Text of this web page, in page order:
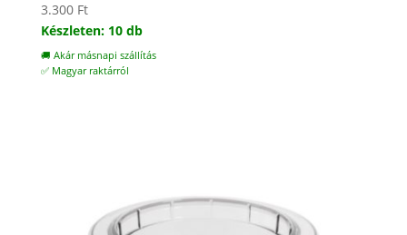
3.300 Ft
Készleten: 10 db
🚚 Akár másnapi szállítás
✅ Magyar raktárról